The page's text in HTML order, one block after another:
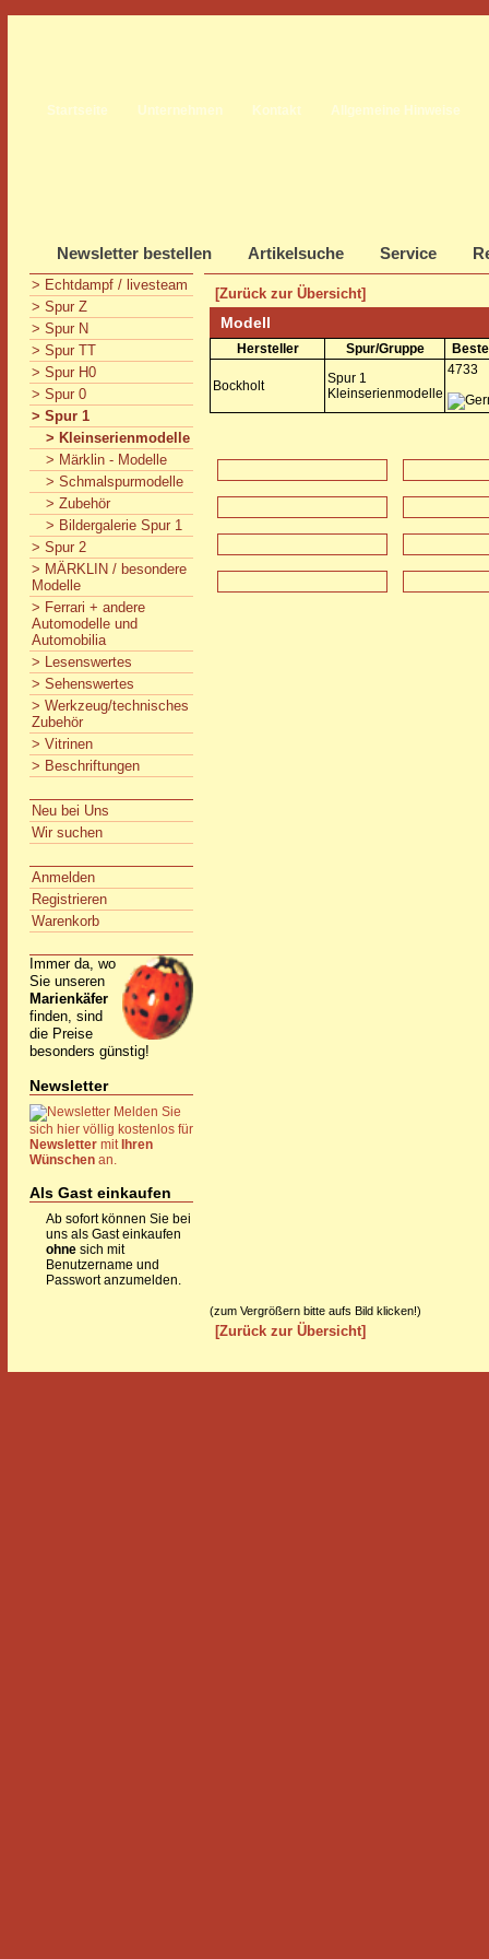
Startseite Unternehmen Kontakt Allgemeine Hinweise
Newsletter bestellen Artikelsuche Service
> Echtdampf / livesteam
> Spur Z
> Spur N
> Spur TT
> Spur H0
> Spur 0
> Spur 1
> Kleinserienmodelle
> Märklin - Modelle
> Schmalspurmodelle
> Zubehör
> Bildergalerie Spur 1
> Spur 2
> MÄRKLIN / besondere
Modelle
> Ferrari + andere
Automodelle und
Automobilia
> Lesenswertes
> Sehenswertes
> Werkzeug/technisches
Zubehör
> Vitrinen
> Beschriftungen
Neu bei Uns
Wir suchen
Anmelden
Registrieren
Warenkorb
Immer da, wo
Sie unseren
Marienkäfer
finden, sind
die Preise
besonders günstig!
Newsletter
Melden Sie
sich hier völlig kostenlos für
Newsletter mit Ihren
Wünschen an.
Als Gast einkaufen
Ab sofort können Sie bei
uns als Gast einkaufen
ohne sich mit
Benutzername und
Passwort anzumelden.
[Zurück zur Übersicht]
Modell
Hersteller Spur/Gruppe
Bockholt
Spur 1
Kleinserienmodelle
4733
(zum Vergrößern bitte aufs Bild klicken!)
[Zurück zur Übersicht]